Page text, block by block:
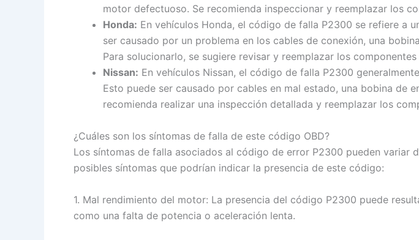
motor defectuoso. Se recomienda inspeccionar y reemplazar los
Honda: En vehículos Honda, el código de falla P2300 se refiere a
ser causado por un problema en los cables de conexión, una
Para solucionarlo, se sugiere revisar y reemplazar los componentes
Nissan: En vehículos Nissan, el código de falla P2300
Esto puede ser causado por cables en mal estado, una bobina
recomienda realizar una inspección detallada y reemplazar los
¿Cuáles son los síntomas de falla de este código OBD?
Los síntomas de falla asociados al código de error P2300 pueden variar
posibles síntomas que podrían indicar la presencia de este código:
1. Mal rendimiento del motor: La presencia del código P2300 puede
como una falta de potencia o aceleración lenta.